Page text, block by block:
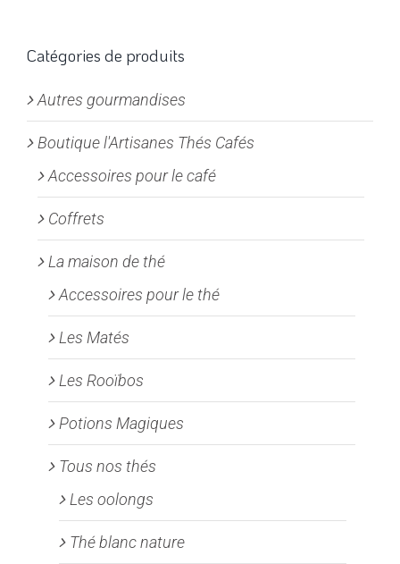
options
être
choisies
sur
la
page
produit
Catégories de produits
Autres gourmandises
Boutique l'Artisanes Thés Cafés
Accessoires pour le café
Coffrets
La maison de thé
Accessoires pour le thé
Les Matés
Les Rooïbos
Potions Magiques
Tous nos thés
Les oolongs
Thé blanc nature